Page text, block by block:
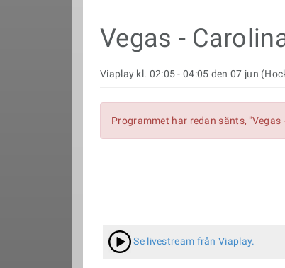
Vegas -
Viaplay kl. 02:05 - 04:05 den 07 jun
Programmet har redan sänts,
Se livestream från Viaplay.